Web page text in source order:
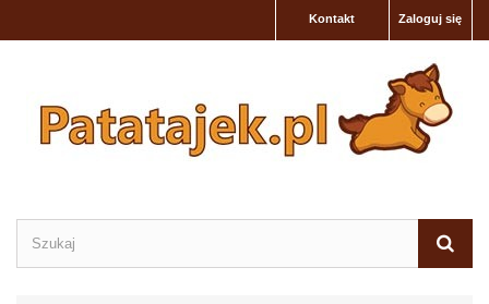
Zaloguj się
Kontakt